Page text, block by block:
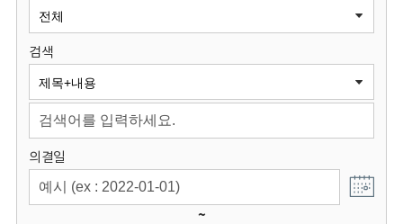
원
회
검색
의결일
~